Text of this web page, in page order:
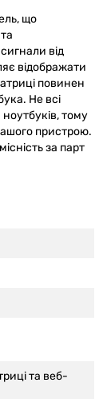
що
від
відображати
повинен
Не всі
тому
пристрою.
за парт
та веб-